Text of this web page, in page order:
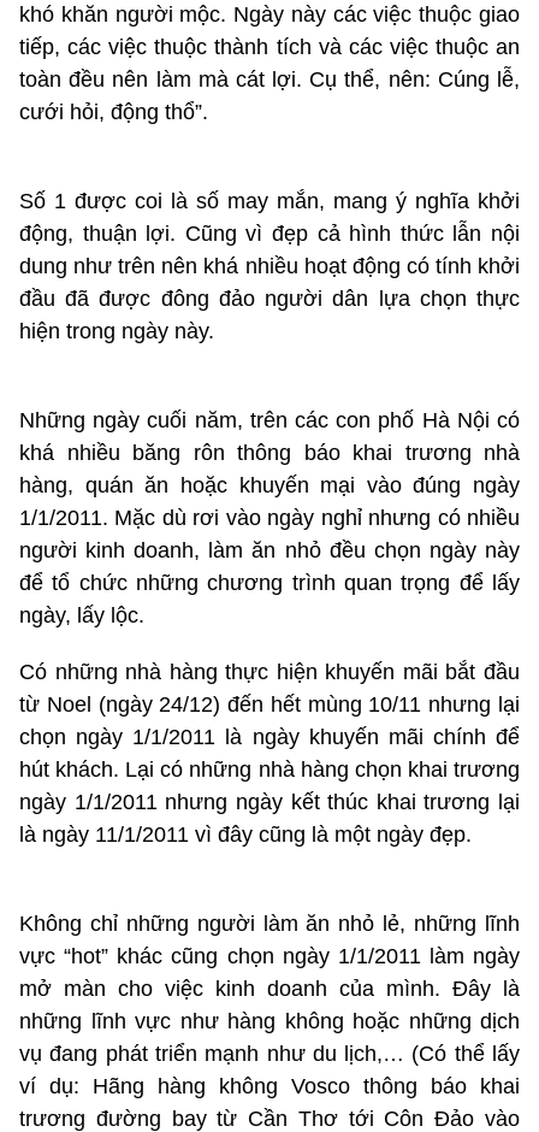
khó khăn người mộc. Ngày này các việc thuộc giao
tiếp, các việc thuộc thành tích và các việc thuộc an
toàn đều nên làm mà cát lợi. Cụ thể, nên: Cúng lễ,
cưới hỏi, động thổ”.
Số 1 được coi là số may mắn, mang ý nghĩa khởi
động, thuận lợi. Cũng vì đẹp cả hình thức lẫn nội
dung như trên nên khá nhiều hoạt động có tính khởi
đầu đã được đông đảo người dân lựa chọn thực
hiện trong ngày này.
Những ngày cuối năm, trên các con phố Hà Nội có
khá nhiều băng rôn thông báo khai trương nhà
hàng, quán ăn hoặc khuyến mại vào đúng ngày
1/1/2011. Mặc dù rơi vào ngày nghỉ nhưng có nhiều
người kinh doanh, làm ăn nhỏ đều chọn ngày này
để tổ chức những chương trình quan trọng để lấy
ngày, lấy lộc.
Có những nhà hàng thực hiện khuyến mãi bắt đầu
từ Noel (ngày 24/12) đến hết mùng 10/11 nhưng lại
chọn ngày 1/1/2011 là ngày khuyến mãi chính để
hút khách. Lại có những nhà hàng chọn khai trương
ngày 1/1/2011 nhưng ngày kết thúc khai trương lại
là ngày 11/1/2011 vì đây cũng là một ngày đẹp.
Không chỉ những người làm ăn nhỏ lẻ, những lĩnh
vực “hot” khác cũng chọn ngày 1/1/2011 làm ngày
mở màn cho việc kinh doanh của mình. Đây là
những lĩnh vực như hàng không hoặc những dịch
vụ đang phát triển mạnh như du lịch,… (Có thể lấy
ví dụ: Hãng hàng không Vosco thông báo khai
trương đường bay từ Cần Thơ tới Côn Đảo vào